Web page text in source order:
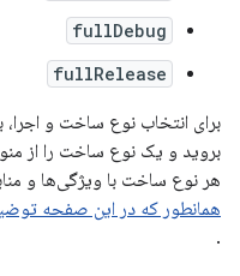
fullDebug
fullRelease
برای انتخاب نوع ساخت و اجرا،
بروید و یک نوع ساخت را از
هر نوع ساخت با ویژگی‌ها و
همانطور که در این صفحه
.